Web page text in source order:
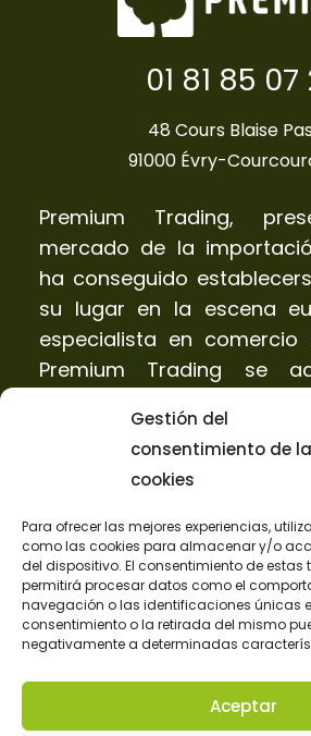
Gestión del
consentimiento de
cookies
Para ofrecer las mejores experiencias,
como las cookies para almacenar y/o
del dispositivo. El consentimiento de
permitirá procesar datos como el
navegación o las identificaciones únicas
consentimiento o la retirada del mismo
negativamente a determinadas
Aceptar
01 81 85 07
48 Cours Blaise
91000 Évry-
Premium Trading,
mercado de la
ha conseguido
su lugar en la escena
especialista en comercio
Premium Trading se
satisfacer las
clientes de la mejor manera
¿Quiénes
Productos
Preguntas
Noticias